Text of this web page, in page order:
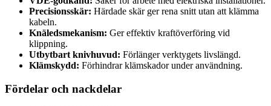
Precisionsskär: Härdade skär ger rena snitt utan att klämma
kabeln.
Knäledsmekanism: Ger effektiv kraftöverföring vid
klippning.
Utbytbart knivhuvud: Förlänger verktygets livslängd.
Klämskydd: Förhindrar klämskador under användning.
Fördelar och nackdelar